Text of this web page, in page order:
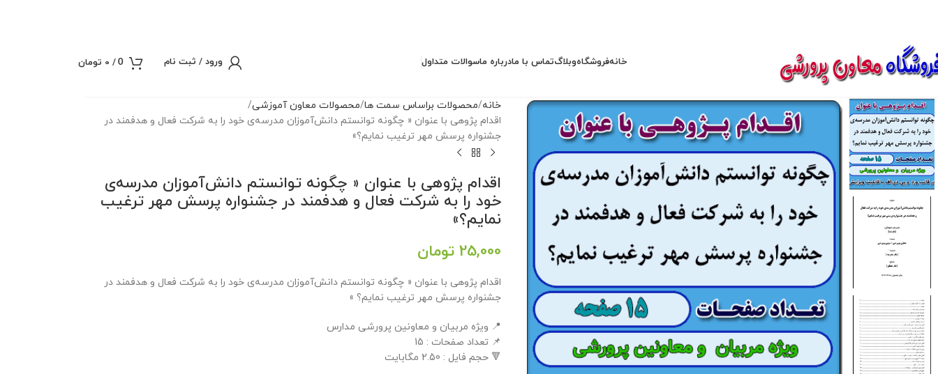
خانهفروشگاهوبلاگتماس با مادرباره ماسوالات متداول ورود / ثبت نام 0
/
0 تومان
خانه محصولات براساس سمت ها محصولات معاون آموزشی
اقدام پژوهی با عنوان « چگونه توانستم دانش‌آموزان مدرسه‌ی خود را به شرکت فعال و هدفمند در
جشنواره پرسش مهر ترغیب نمایم؟»
اقدام پژوهی با عنوان « چگونه توانستم دانش‌آموزان مدرسه‌ی
خود را به شرکت فعال و هدفمند در جشنواره پرسش مهر ترغیب
نمایم؟»
25,000 تومان
اقدام پژوهی با عنوان « چگونه توانستم دانش‌آموزان مدرسه‌ی خود را به شرکت فعال و هدفمند در
جشنواره پرسش مهر ترغیب نمایم؟ »
📍 ویژه مربیان و معاونین پرورشی مدارس
📌 تعداد صفحات : 15
🔻 حجم فایل : 2.50 مگابایت